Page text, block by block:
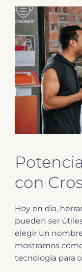
con
Hoy en día,
pueden ser
elegir un
mostramos
tecnología para